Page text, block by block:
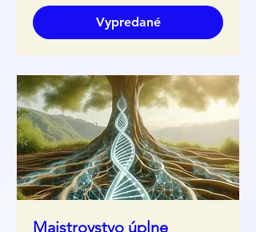
Vypredané
Majstrovstvo úplne